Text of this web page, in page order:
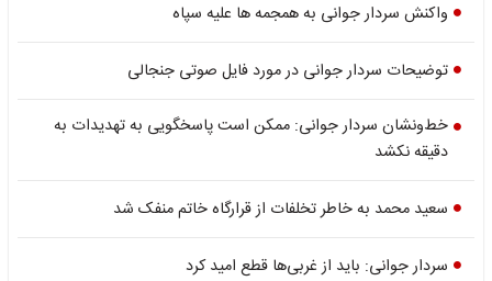
واکنش سردار جوانی به همجمه ها علیه سپاه
توضیحات سردار جوانی در مورد فایل صوتی جنجالی
خط‌ونشان سردار جوانی: ممکن است پاسخگویی به تهدیدات به
دقیقه نکشد
سعید محمد به خاطر تخلفات از قرارگاه خاتم منفک شد
سردار جوانی: باید از غربی‌ها قطع امید کرد